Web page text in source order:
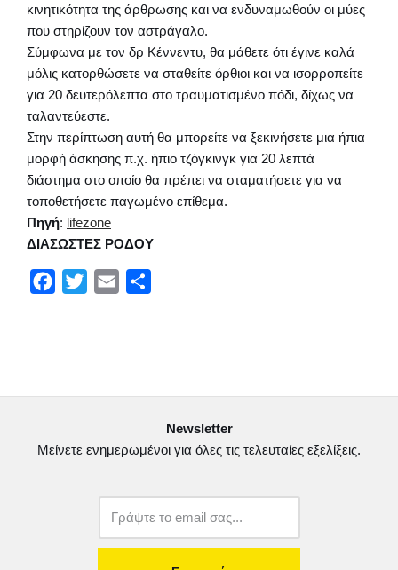
κινητικότητα της άρθρωσης και να ενδυναμωθούν οι μύες
που στηρίζουν τον αστράγαλο.
Σύμφωνα με τον δρ Κέννεντυ, θα μάθετε ότι έγινε καλά
μόλις κατορθώσετε να σταθείτε όρθιοι και να ισορροπείτε
για 20 δευτερόλεπτα στο τραυματισμένο πόδι, δίχως να
ταλαντεύεστε.
Στην περίπτωση αυτή θα μπορείτε να ξεκινήσετε μια ήπια
μορφή άσκησης π.χ. ήπιο τζόγκινγκ για 20 λεπτά
διάστημα στο οποίο θα πρέπει να σταματήσετε για να
τοποθετήσετε παγωμένο επίθεμα.
Πηγή: lifezone
ΔΙΑΣΩΣΤΕΣ ΡΟΔΟΥ
k
ε
Newsletter
Μείνετε ενημερωμένοι για όλες τις τελευταίες εξελίξεις.